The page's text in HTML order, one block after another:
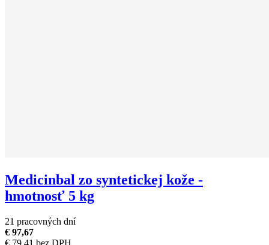
Medicinbal zo syntetickej kože -
hmotnosť 5 kg
21 pracovných dní
€ 97,67
€ 79,41 bez DPH